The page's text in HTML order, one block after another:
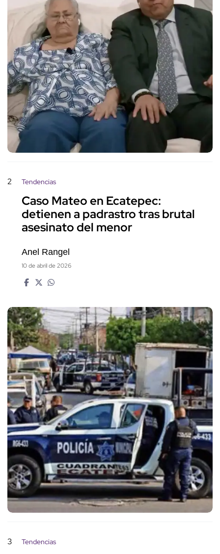
2 Tendencias
Caso Mateo en Ecatepec:
detienen a padrastro tras brutal
asesinato del menor
Anel Rangel
10 de abril de 2026
3 Tendencias